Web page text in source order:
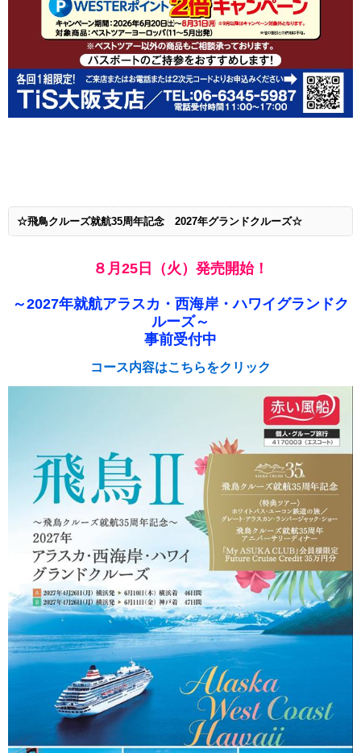
☆飛鳥クルーズ就航35周年記念 2027年グランドクルーズ☆
８月25日（火）発売開始！
～2027年就航アラスカ・西海岸・ハワイグランドク
ルーズ～
事前受付中
コース内容はこちらをクリック